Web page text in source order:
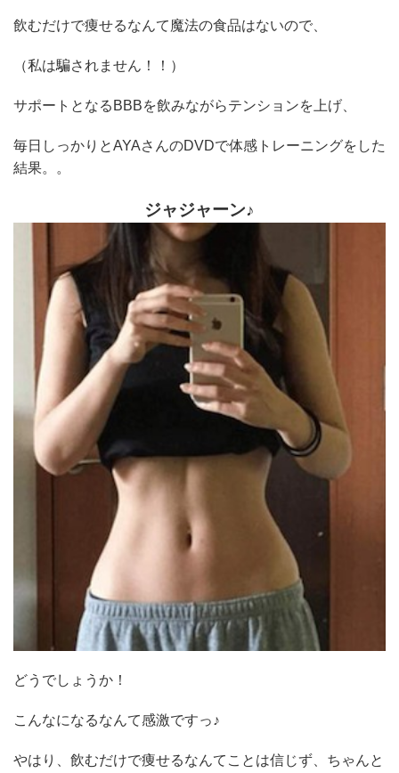
飲むだけで痩せるなんて魔法の食品はないので、
（私は騙されません！！）
サポートとなるBBBを飲みながらテンションを上げ、
毎日しっかりとAYAさんのDVDで体感トレーニングをした
結果。。
ジャジャーン♪
どうでしょうか！
こんなになるなんて感激ですっ♪
やはり、飲むだけで痩せるなんてことは信じず、ちゃんと